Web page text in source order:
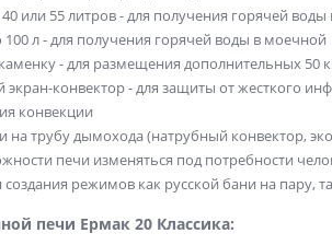
или 55 литров - для получения горячей воды
л - для получения горячей воды в моечной
- для размещения дополнительных 50
конвектор - для защиты от жесткого
конвекции
на трубу дымохода (натрубный конвектор,
печи изменяться под потребности
создания режимов как русской бани на пару,
печи Ермак 20 Классика: